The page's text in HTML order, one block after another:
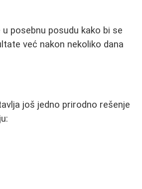
posebnu posudu kako bi se
već nakon nekoliko dana
još jedno prirodno rešenje